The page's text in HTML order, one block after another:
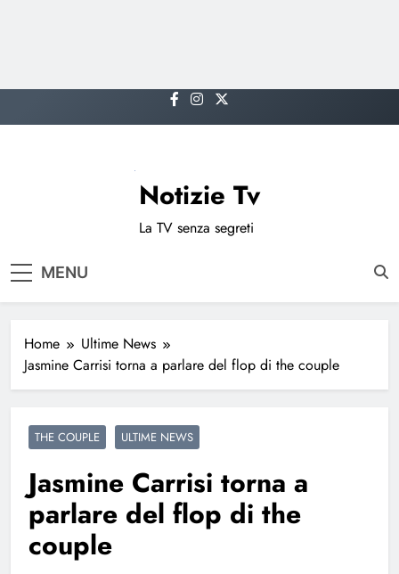
to
Notizie Tv
La TV senza segreti
MENU
Home
Ultime News
Jasmine Carrisi torna a parlare del flop di the couple
THE COUPLE ULTIME NEWS
Jasmine Carrisi torna a
parlare del flop di the
couple